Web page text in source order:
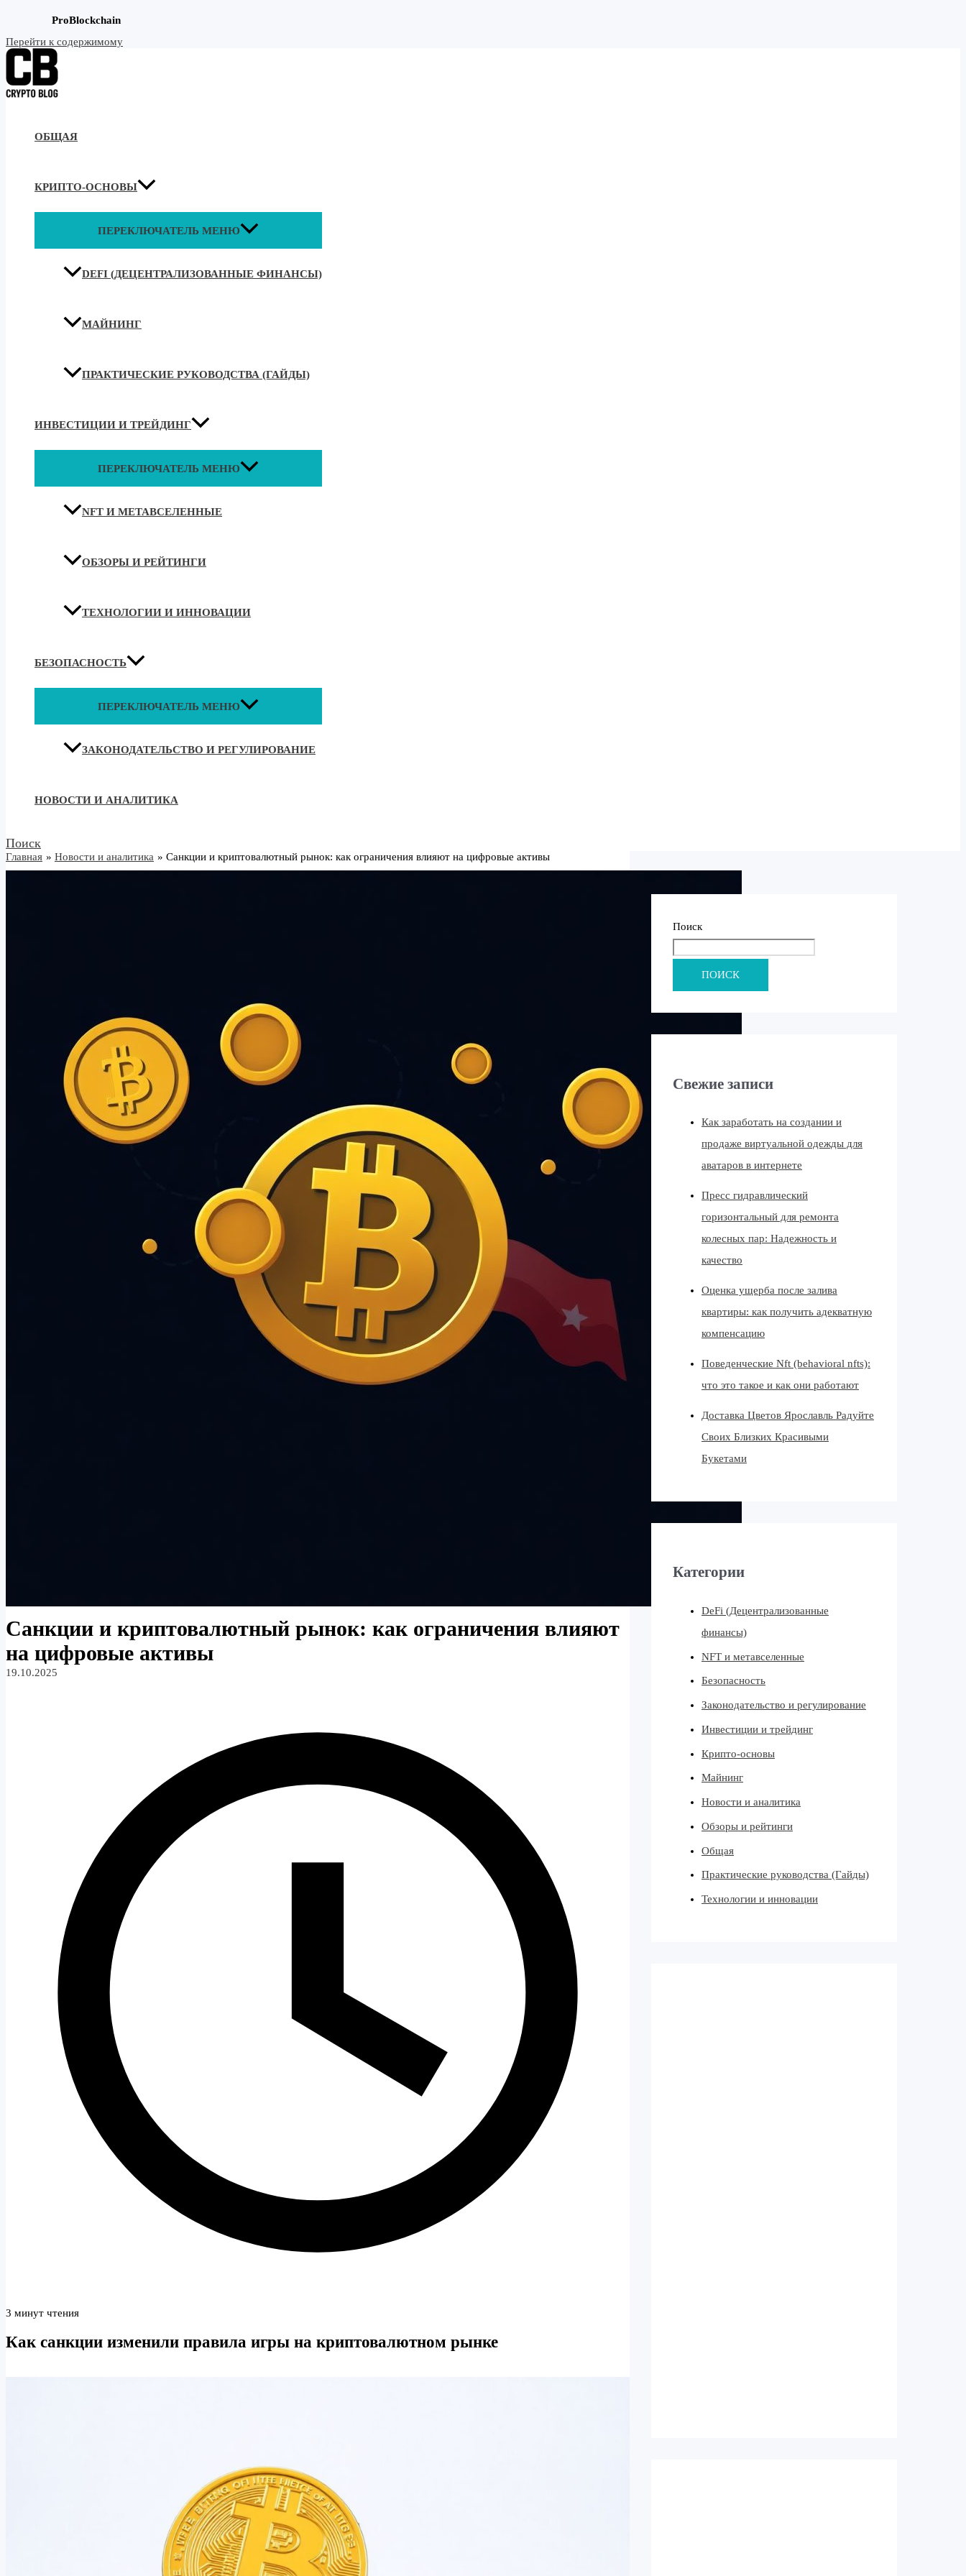
ProBlockchain
Перейти к содержимому
ОБЩАЯ
КРИПТО-ОСНОВЫ
ПЕРЕКЛЮЧАТЕЛЬ МЕНЮ
DEFI (ДЕЦЕНТРАЛИЗОВАННЫЕ ФИНАНСЫ)
МАЙНИНГ
ПРАКТИЧЕСКИЕ РУКОВОДСТВА (ГАЙДЫ)
ИНВЕСТИЦИИ И ТРЕЙДИНГ
ПЕРЕКЛЮЧАТЕЛЬ МЕНЮ
NFT И МЕТАВСЕЛЕННЫЕ
ОБЗОРЫ И РЕЙТИНГИ
ТЕХНОЛОГИИ И ИННОВАЦИИ
БЕЗОПАСНОСТЬ
ПЕРЕКЛЮЧАТЕЛЬ МЕНЮ
ЗАКОНОДАТЕЛЬСТВО И РЕГУЛИРОВАНИЕ
НОВОСТИ И АНАЛИТИКА
Поиск
Главная Новости и аналитика Санкции и криптовалютный рынок: как ограничения влияют на цифровые активы
Санкции и криптовалютный рынок: как ограничения влияют
на цифровые активы
19.10.2025
3 минут чтения
Как санкции изменили правила игры на криптовалютном рынке
Поиск
ПОИСК
Свежие записи
Как заработать на создании и
продаже виртуальной одежды для
аватаров в интернете
Пресс гидравлический
горизонтальный для ремонта
колесных пар: Надежность и
качество
Оценка ущерба после залива
квартиры: как получить адекватную
компенсацию
Поведенческие Nft (behavioral nfts):
что это такое и как они работают
Доставка Цветов Ярославль Радуйте
Своих Близких Красивыми
Букетами
Категории
DeFi (Децентрализованные
финансы)
NFT и метавселенные
Безопасность
Законодательство и регулирование
Инвестиции и трейдинг
Крипто-основы
Майнинг
Новости и аналитика
Обзоры и рейтинги
Общая
Практические руководства (Гайды)
Технологии и инновации